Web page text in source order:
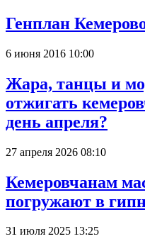
Генплан
6 июня 2016 10:00
Жара, танцы и
отжигать
день апреля?
27 апреля 2026 08:10
Кемеровчанам
погружают в
31 июля 2025 13:25